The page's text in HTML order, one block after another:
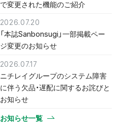
で変更された機能のご紹介
2026.07.20
「本誌Sanbonsugi」一部掲載ペー
ジ変更のお知らせ
2026.07.17
ニチレイグループのシステム障害
に伴う欠品・遅配に関するお詫びと
お知らせ
お知らせ一覧